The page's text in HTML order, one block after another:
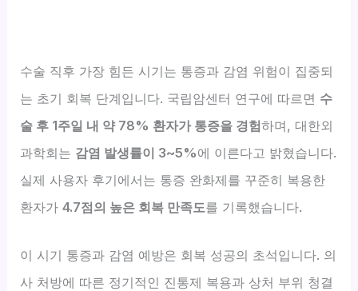
수술 직후 가장 힘든 시기는 통증과 감염 위험이 집중되
는 초기 회복 단계입니다. 국립암센터 연구에 따르면 수
술 후 1주일 내 약 78% 환자가 통증을 경험하며, 대한외
과학회는 감염 발생률이 3~5%에 이른다고 밝혔습니다.
실제 사용자 후기에서는 통증 완화제를 꾸준히 복용한
환자가4.7점의 높은 회복 만족도를 기록했습니다.
이 시기 통증과 감염 예방은 회복 성공의 초석입니다. 의
사 처방에 따른 정기적인 진통제 복용과 상처 부위 청결